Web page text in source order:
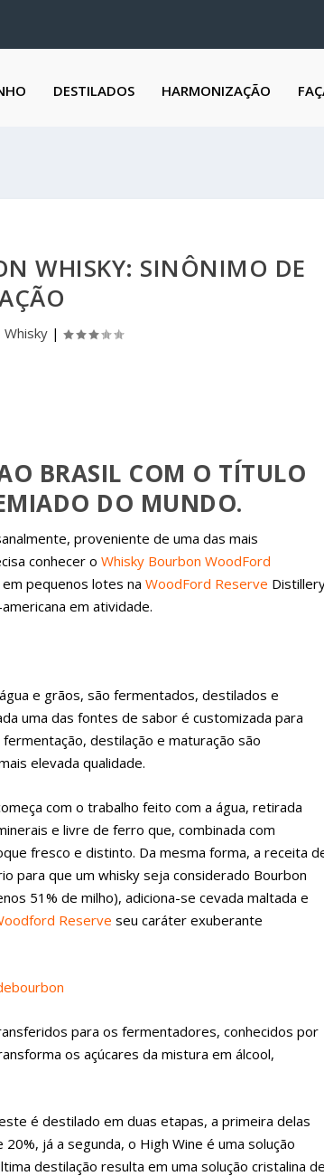
DESTILADOS HARMONIZAÇÃO
WHISKY: SINÔNIMO DE
Whisky|
BRASIL COM O TÍTULO
DO MUNDO.
proveniente de uma das mais
conhecer oWhisky Bourbon WoodFord
em pequenos lotes naWoodFord Reserve
em atividade.
e grãos, são fermentados, destilados e
uma das fontes de sabor é customizada para
destilação e maturação são
elevada qualidade.
com o trabalho feito com a água, retirada
e livre de ferro que, combinada com
fresco e distinto. Da mesma forma, a receita
para que um whisky seja considerado Bourbon
51% de milho), adiciona-se cevada maltada e
Reserveseu caráter exuberante
para os fermentadores, conhecidos por
os açúcares da mistura em álcool,
é destilado em duas etapas, a primeira delas
já a segunda, o High Wine é uma solução
destilação resulta em uma solução cristalina